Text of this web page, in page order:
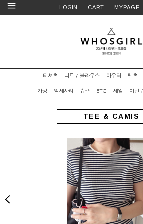
LOGIN CART MYPAGE
티셔츠 니트 / 블라우스 아우터 팬츠
가방 악세사리 슈즈 ETC 세일 이번
TEE & CAMIS